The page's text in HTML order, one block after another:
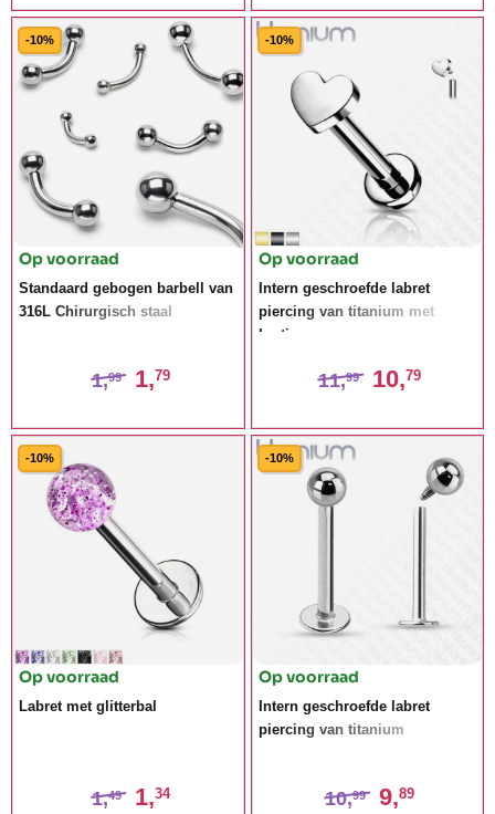
-10%
Op voorraad
Standaard gebogen barbell van
316L Chirurgisch staal
1,99 1,79
-10%
Op voorraad
Intern geschroefde labret
piercing van titanium met
hartje
11,99 10,79
-10%
Op voorraad
Labret met glitterbal
1,49 1,34
-10%
Op voorraad
Intern geschroefde labret
piercing van titanium
10,99 9,89